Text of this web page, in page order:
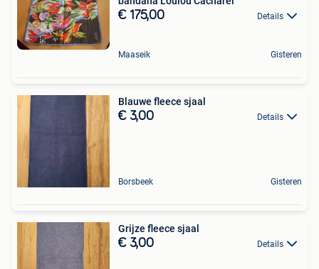
€ 175,00 Details
Maaseik Gisteren
Blauwe fleece sjaal
€ 3,00 Details
Borsbeek Gisteren
Grijze fleece sjaal
€ 3,00 Details